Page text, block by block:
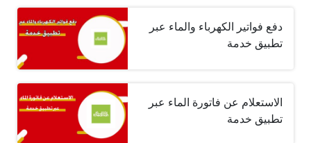
دفع فواتير الكهرباء والماء عبر
تطبيق خدمة
الاستعلام عن فاتورة الماء عبر
تطبيق خدمة